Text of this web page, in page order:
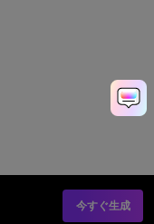
今すぐ生成